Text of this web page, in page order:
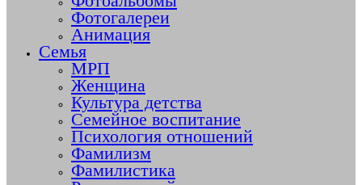
Фотогалереи
Анимация
Семья
МРП
Женщина
Культура детства
Семейное воспитание
Психология отношений
Фамилизм
Фамилистика